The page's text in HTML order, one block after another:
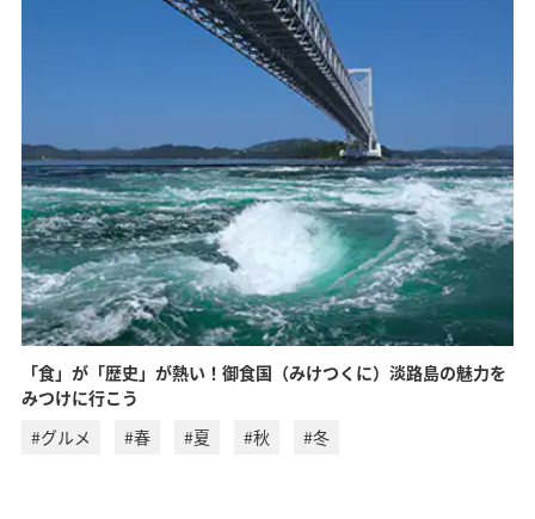
「食」が「歴史」が熱い！御食国（みけつくに）淡路島の魅力を
みつけに行こう
#グルメ
#春 #夏 #秋 #冬